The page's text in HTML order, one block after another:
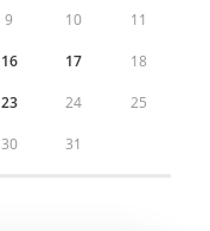
9 10 11
16 17 18
23 24 25
30 31